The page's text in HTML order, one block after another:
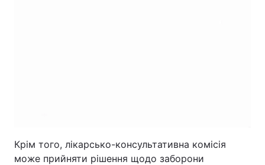
Крім того, лікарсько-консультативна комісія
може прийняти рішення щодо заборони